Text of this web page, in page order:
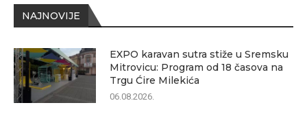
NAJNOVIJE
EXPO karavan sutra stiže u Sremsku
Mitrovicu: Program od 18 časova na
Trgu Ćire Milekića
06.08.2026.